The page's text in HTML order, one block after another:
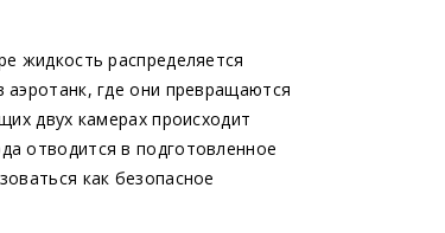
жидкость распределяется
где они превращаются
двух камерах происходит
отводится в подготовленное
как безопасное